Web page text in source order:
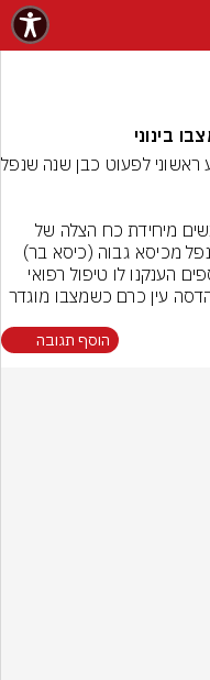
בינוני
צוותי הרפואה של
הוסף תגובה